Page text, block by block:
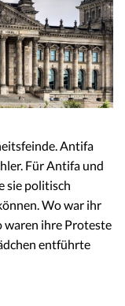
Antifa
Für Antifa und
sie politisch
Wo war ihr
waren ihre Proteste
entführte